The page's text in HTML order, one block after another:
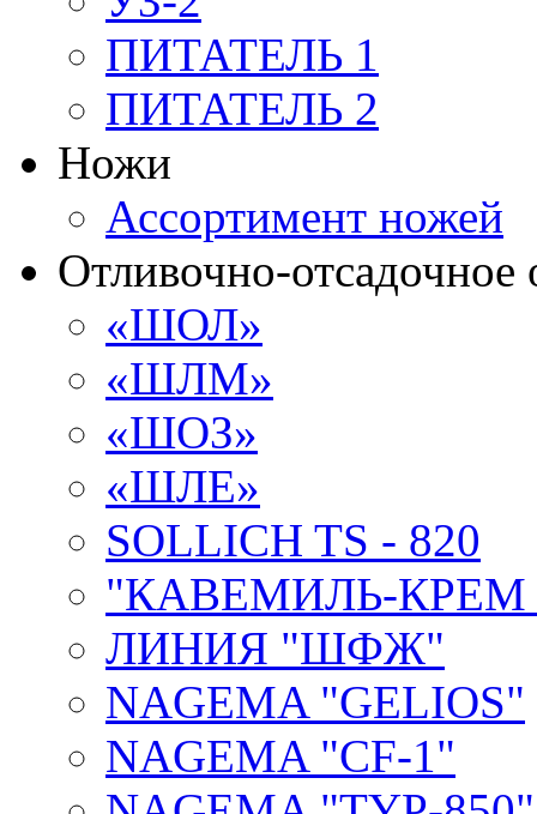
ПИТАТЕЛЬ 1
ПИТАТЕЛЬ 2
Ножи
Ассортимент ножей
Отливочно-отсадочное
«ШОЛ»
«ШЛМ»
«ШОЗ»
«ШЛЕ»
SOLLICH TS - 820
"КАВЕМИЛЬ-КРЕМ
ЛИНИЯ "ШФЖ"
NAGEMA "GELIOS"
NAGEMA "CF-1"